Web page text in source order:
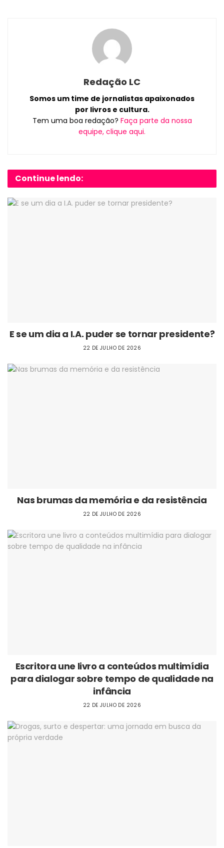
Redação LC
Somos um time de jornalistas apaixonados
por livros e cultura.
Tem uma boa redação? Faça parte da nossa
equipe, clique aqui.
Continue lendo:
E se um dia a I.A. puder se tornar presidente?
22 DE JULHO DE 2026
Nas brumas da memória e da resistência
22 DE JULHO DE 2026
Escritora une livro a conteúdos multimídia
para dialogar sobre tempo de qualidade na
infância
22 DE JULHO DE 2026